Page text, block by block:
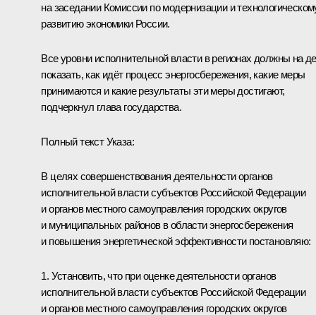
на заседании Комиссии по модернизации и
развитию экономики России.
Все уровни исполнительной власти в регионах должны на
показать, как идёт процесс энергосбережения, какие меры
принимаются и какие результаты эти меры достигают,
подчеркнул глава государства.
Полный текст Указа:
В целях совершенствования деятельности органов
исполнительной власти субъектов Российской Федерации
и органов местного самоуправления городских округов
и муниципальных районов в области энергосбережения
и повышения энергетической эффективности постановляю:
1. Установить, что при оценке деятельности органов
исполнительной власти субъектов Российской Федерации
и органов местного самоуправления городских округов